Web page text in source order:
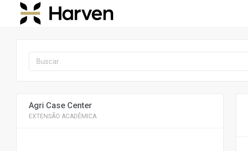
Agri Case Center
EXTENSÃO ACADÊMICA